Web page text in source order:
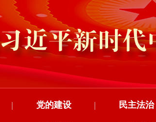
党的建设
| 民主法治
|